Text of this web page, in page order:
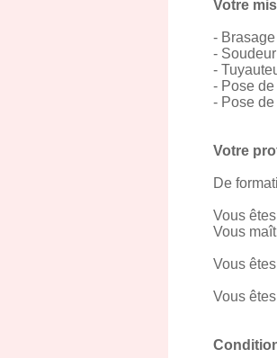
Votre
-
-
-
- Pose
- Pose
Votre
De
Vous
Vous
Vous
Vous